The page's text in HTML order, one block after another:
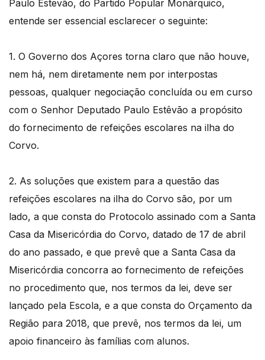
Paulo Estevão, do Partido Popular Monárquico,
entende ser essencial esclarecer o seguinte:
1. O Governo dos Açores torna claro que não houve,
nem há, nem diretamente nem por interpostas
pessoas, qualquer negociação concluída ou em curso
com o Senhor Deputado Paulo Estêvão a propósito
do fornecimento de refeições escolares na ilha do
Corvo.
2. As soluções que existem para a questão das
refeições escolares na ilha do Corvo são, por um
lado, a que consta do Protocolo assinado com a Santa
Casa da Misericórdia do Corvo, datado de 17 de abril
do ano passado, e que prevê que a Santa Casa da
Misericórdia concorra ao fornecimento de refeições
no procedimento que, nos termos da lei, deve ser
lançado pela Escola, e a que consta do Orçamento da
Região para 2018, que prevê, nos termos da lei, um
apoio financeiro às famílias com alunos.